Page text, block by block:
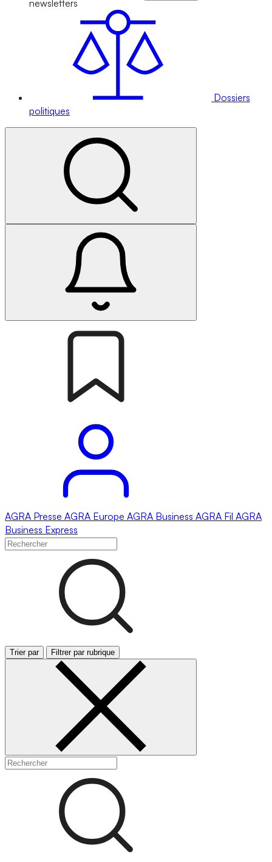
newsletters
Dossiers
politiques
AGRA Presse AGRA Europe AGRA Business AGRA Fil AGRA
Business Express
Trier par Filtrer par rubrique